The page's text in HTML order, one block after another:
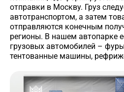
отправки в Москву. Груз
автотранспортом, а затем
отправляются конечным
регионы. В нашем автопарке
грузовых автомобилей –
тентованные машины,